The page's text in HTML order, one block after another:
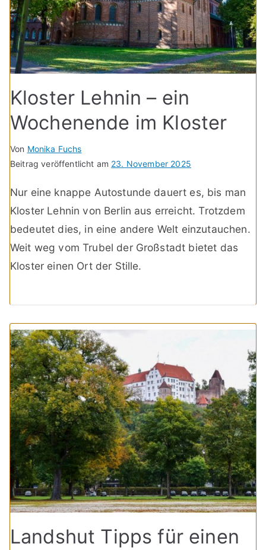
Kloster Lehnin – ein
Wochenende im Kloster
Von Monika Fuchs
Beitrag veröffentlicht am 23. November 2025
Nur eine knappe Autostunde dauert es, bis man
Kloster Lehnin von Berlin aus erreicht. Trotzdem
bedeutet dies, in eine andere Welt einzutauchen.
Weit weg vom Trubel der Großstadt bietet das
Kloster einen Ort der Stille.
Landshut Tipps für einen